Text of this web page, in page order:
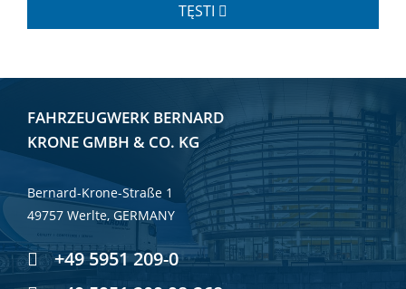
TĘSTI
FAHRZEUGWERK BERNARD
KRONE GMBH & CO. KG
Bernard-Krone-Straße 1
49757 Werlte, GERMANY
+49 5951 209-0